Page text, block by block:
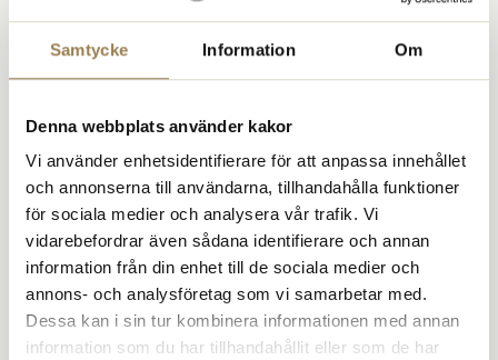
Samtycke Information Om
Denna webbplats använder kakor
Vi använder enhetsidentifierare för att anpassa innehållet
och annonserna till användarna, tillhandahålla funktioner
för sociala medier och analysera vår trafik. Vi
vidarebefordrar även sådana identifierare och annan
information från din enhet till de sociala medier och
annons- och analysföretag som vi samarbetar med.
Dessa kan i sin tur kombinera informationen med annan
information som du har tillhandahållit eller som de har
säkerställer sjukvårdens behov av kvalificerad psykologisk
hanterar och ansvarar för komplexa patientärenden.
stärker vårdkvaliteten och ökar patientsäkerheten.
bidrar till verksamhetsutveckling och en hållbar arbetsmiljö.
utvecklar och implementerar behandlingsmetoder utifrån
evidensbaserad forskning.